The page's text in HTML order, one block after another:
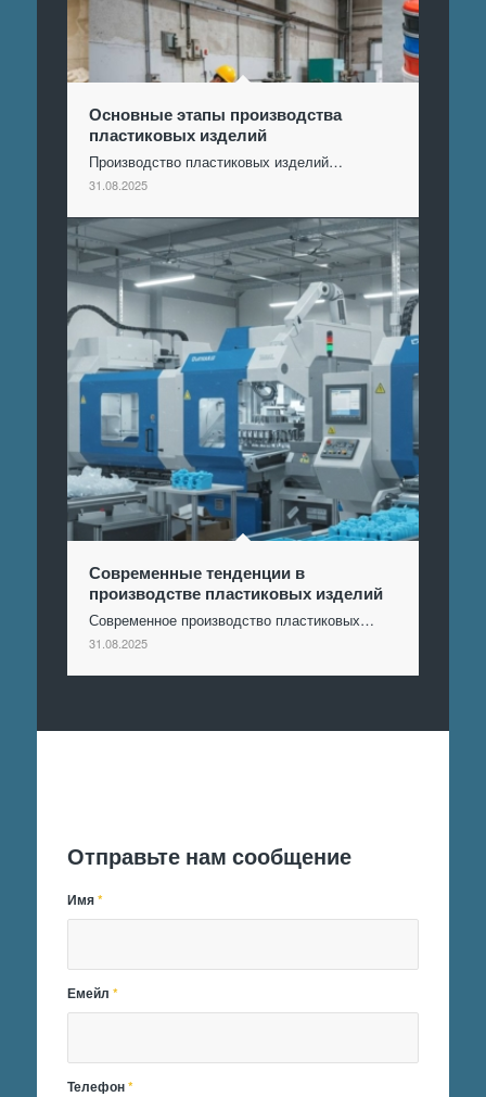
Основные этапы производства
пластиковых изделий
Производство пластиковых изделий…
31.08.2025
Современные тенденции в
производстве пластиковых изделий
Современное производство пластиковых…
31.08.2025
Отправьте нам сообщение
Имя*
Емейл*
Телефон*